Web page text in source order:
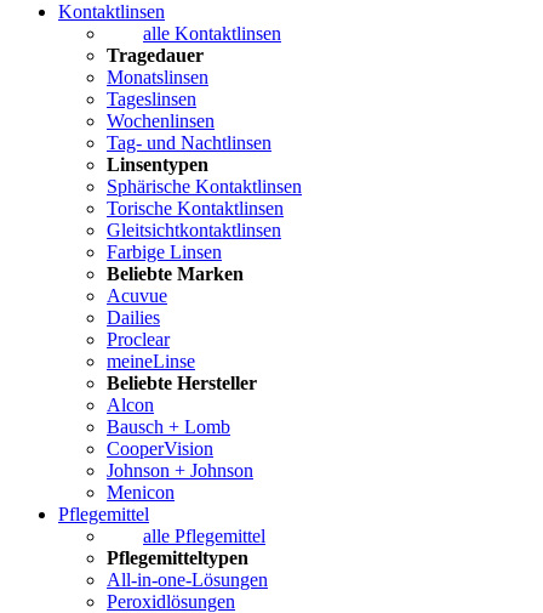
Kontaktlinsen
alle Kontaktlinsen
Tragedauer
Monatslinsen
Tageslinsen
Wochenlinsen
Tag- und Nachtlinsen
Linsentypen
Sphärische Kontaktlinsen
Torische Kontaktlinsen
Gleitsichtkontaktlinsen
Farbige Linsen
Beliebte Marken
Acuvue
Dailies
Proclear
meineLinse
Beliebte Hersteller
Alcon
Bausch + Lomb
CooperVision
Johnson + Johnson
Menicon
Pflegemittel
alle Pflegemittel
Pflegemitteltypen
All-in-one-Lösungen
Peroxidlösungen